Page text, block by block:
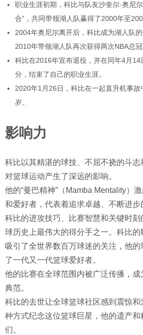
职业生涯初期，科比与队友沙奎尔·奥尼
合”，共同带领湖人队赢得了2000年至
2004年奥尼尔离开后，科比成为湖人队
2010年带领湖人队再次获得两次NBA总冠
科比在2016年宣布退役，并在同年4月
分，结束了自己的职业生涯。
2020年1月26日，科比在一起直升机事故
岁。
影响力
科比以其精湛的球技、不屈不挠的斗志
对篮球运动产生了深远的影响。
他的“曼巴精神”（Mamba Mentality）
和爱好者，代表着追求卓越、不断进步
科比的进攻技巧、比赛智慧和关键时
球历史上最伟大的得分手之一。科比的
吸引了全世界数百万球迷的关注，他
了一代又一代篮球爱好者。
他的比赛在全球范围内被广泛传播，
典范。
科比的去世让全球篮球社区感到震惊
种方式纪念这位篮球巨星，他的遗产和
们。